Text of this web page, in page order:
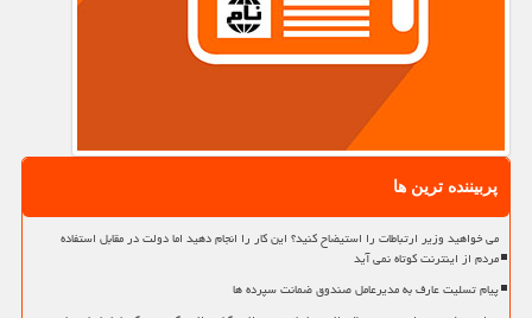
پربیننده ترین ها
می خواهید وزیر ارتباطات را استیضاح کنید؟ این کار را انجام دهید اما دولت در مقابل استفاده
مردم از اینترنت کوتاه نمی آید
پیام تسلیت عارف به مدیرعامل صندوق ضمانت سپرده ها